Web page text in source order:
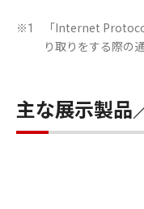
※1
「Internet
り取りをする際の
主な展示製品